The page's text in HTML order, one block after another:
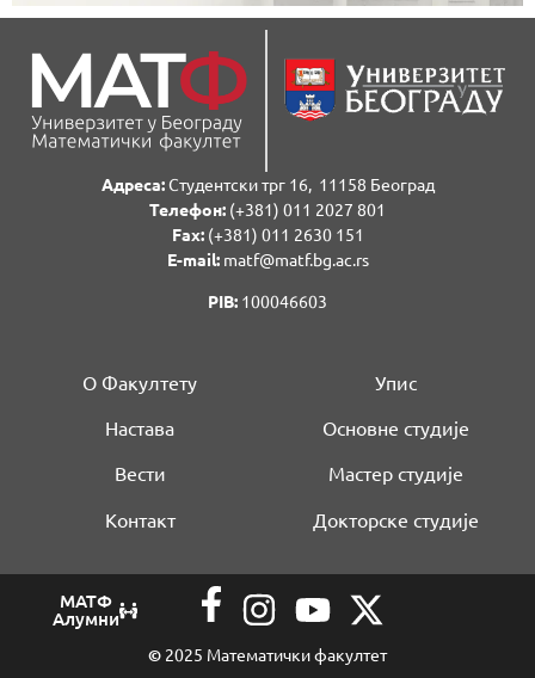
Адреса:Студентски трг 16, 11158 Београд
Телефон: (+381) 011 2027 801
Fаx:(+381) 011 2630 151
E-mail:matf@matf.bg.ac.rs
PIB: 100046603
О Факултету
Настава
Вести
Контакт
Упис
Основне студије
Мастер студије
Докторске студије
МАТФ
Алумни
© 2025 Математички факултет